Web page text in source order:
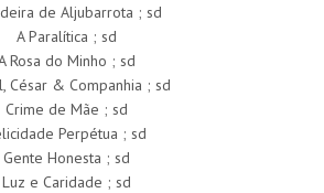
de Aljubarrota ; sd
A Paralítica ; sd
Rosa do Minho ; sd
César & Companhia ; sd
Crime de Mãe ; sd
Perpétua ; sd
Gente Honesta ; sd
Luz e Caridade ; sd